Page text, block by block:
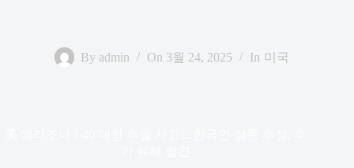
By admin On 3월 24, 2025 In 미국